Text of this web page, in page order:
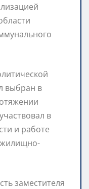
выбран в
в
и работе
жилищно-
заместителя